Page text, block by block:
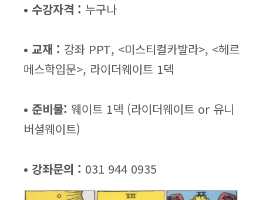
• 수강자격 : 누구나
• 교재 : 강좌 PPT, <미스티컬카발라>, <헤르
메스학입문>, 라이더웨이트 1덱
• 준비물: 웨이트 1덱 (라이더웨이트 or 유니
버셜웨이트)
• 강좌문의 : 031 944 0935